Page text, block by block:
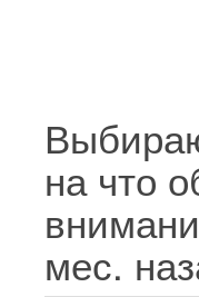
на что
мес.